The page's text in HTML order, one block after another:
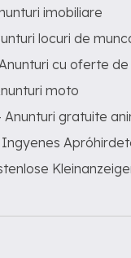
imobiliare
locuri de
cu oferte
moto
Anunturi gratuite